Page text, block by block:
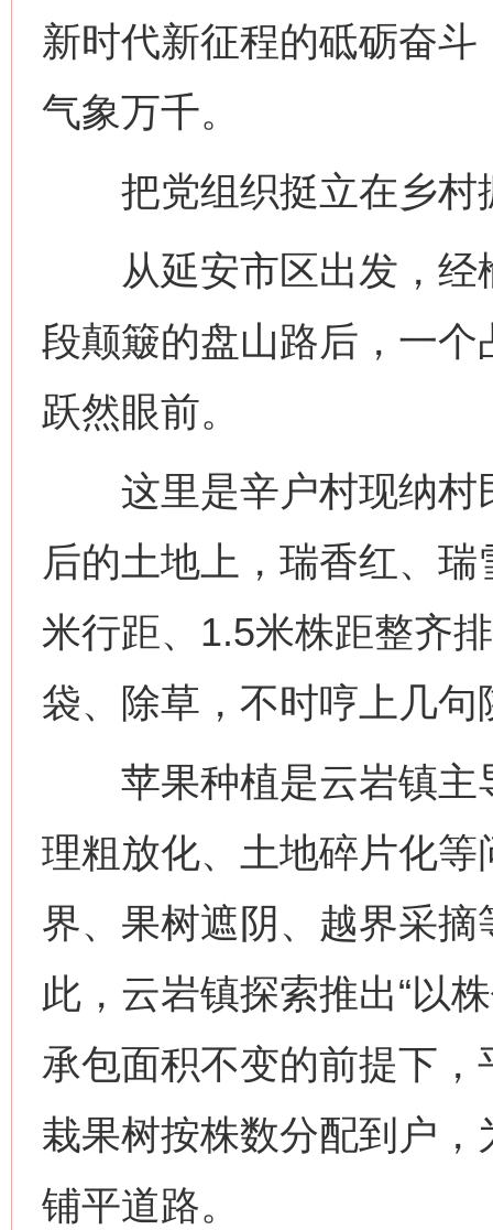
新时代新征程的砥砺奋
气象万千。
把党组织挺立在乡村
从延安市区出发，经
段颠簸的盘山路后，一
跃然眼前。
这里是辛户村现纳村
后的土地上，瑞香红、
米行距、1.5米株距整齐
袋、除草，不时哼上几句
苹果种植是云岩镇主
理粗放化、土地碎片化
界、果树遮阴、越界采
此，云岩镇探索推出“以
承包面积不变的前提下，
栽果树按株数分配到户
铺平道路。